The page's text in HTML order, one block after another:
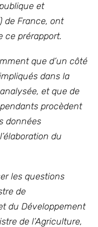
et
de France, ont
ce prérapport.
que d’un côté
dans la
et que de
procèdent
données
du
les questions
de
du Développement
de l’Agriculture,